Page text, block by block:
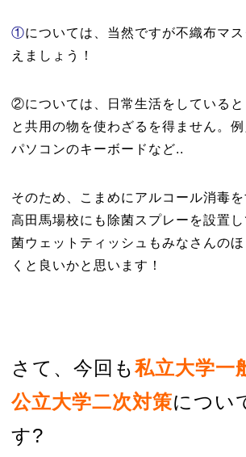
①については、当然ですが不織布マ
えましょう！
②については、日常生活をしていると
と共用の物を使わざるを得ません。
パソコンのキーボードなど..
そのため、こまめにアルコール消毒を
高田馬場校にも除菌スプレーを設置
菌ウェットティッシュもみなさんの
くと良いかと思います！
さて、今回も私立大学一
公立大学二次対策につい
す?